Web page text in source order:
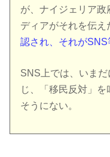
が、ナイジェリア政
ディアがそれを伝え
認され、それがSNS
SNS上では、いま
じ、「移民反対」
そうにない。